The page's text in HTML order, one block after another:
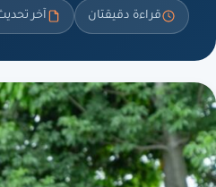
قراءة دقيقتان آخر تحديث 28 يوليو